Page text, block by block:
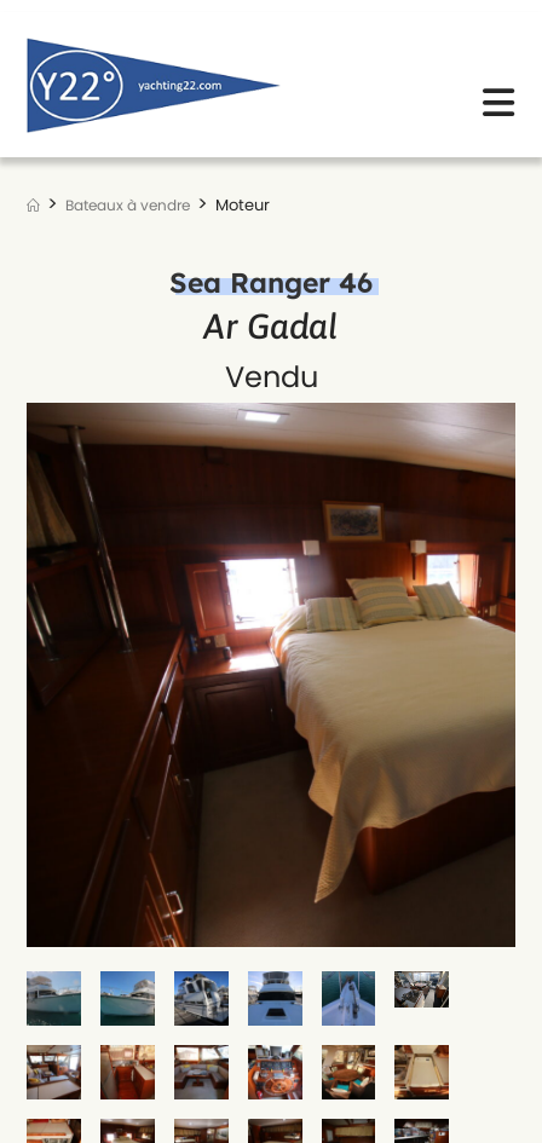
content
> Bateaux à vendre > Moteur
Sea Ranger 46
Ar Gadal
Vendu